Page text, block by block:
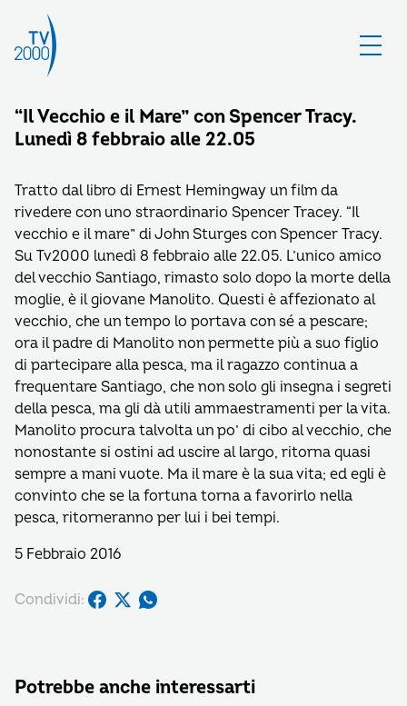
“Il Vecchio e il Mare” con Spencer Tracy.
Lunedì 8 febbraio alle 22.05
Tratto dal libro di Ernest Hemingway un film da
rivedere con uno straordinario Spencer Tracey. “Il
vecchio e il mare” di John Sturges con Spencer Tracy.
Su Tv2000 lunedì 8 febbraio alle 22.05. L’unico amico
del vecchio Santiago, rimasto solo dopo la morte della
moglie, è il giovane Manolito. Questi è affezionato al
vecchio, che un tempo lo portava con sé a pescare;
ora il padre di Manolito non permette più a suo figlio
di partecipare alla pesca, ma il ragazzo continua a
frequentare Santiago, che non solo gli insegna i segreti
della pesca, ma gli dà utili ammaestramenti per la vita.
Manolito procura talvolta un po’ di cibo al vecchio, che
nonostante si ostini ad uscire al largo, ritorna quasi
sempre a mani vuote. Ma il mare è la sua vita; ed egli è
convinto che se la fortuna torna a favorirlo nella
pesca, ritorneranno per lui i bei tempi.
5 Febbraio 2016
Condividi:
Potrebbe anche interessarti